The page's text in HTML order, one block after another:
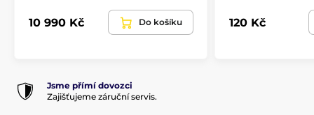
10 990 Kč Do košíku 120 Kč
Jsme přímí dovozci
Zajišťujeme záruční servis.